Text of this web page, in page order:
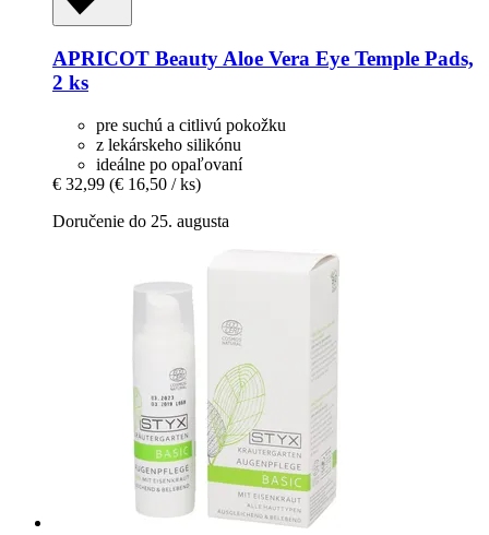
APRICOT Beauty Aloe Vera Eye Temple Pads,
2 ks
pre suchú a citlivú pokožku
z lekárskeho silikónu
ideálne po opaľovaní
€ 32,99 (€ 16,50 / ks)
Doručenie do 25. augusta